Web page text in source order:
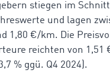
stiegen im
und lagen
1,80 €/km. Die
reichten von 1,51
% ggü. Q4 2024).